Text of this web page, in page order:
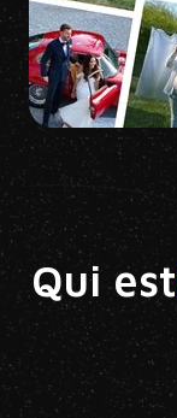
Qui est